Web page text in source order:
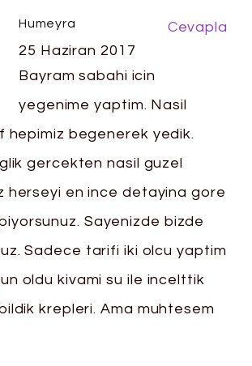
Humeyra
25 Haziran 2017
Bayram sabahi icin
yegenime yaptim. Nasil
hepimiz begenerek yedik.
gercekten nasil guzel
herseyi en ince detayina gore
Sayenizde bizde
Sadece tarifi iki olcu yaptim
oldu kivami su ile incelttik
krepleri. Ama muhtesem
Cevapla